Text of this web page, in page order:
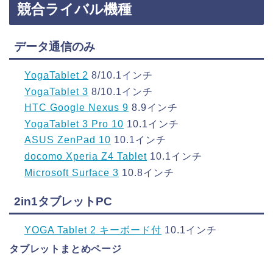
競合ライバル機種
データ通信のみ
YogaTablet 2 8/10.1インチ
YogaTablet 3 8/10.1インチ
HTC Google Nexus 9 8.9インチ
YogaTablet 3 Pro 10 10.1インチ
ASUS ZenPad 10 10.1インチ
docomo Xperia Z4 Tablet 10.1インチ
Microsoft Surface 3 10.8インチ
2in1タブレットPC
YOGA Tablet 2 キーボード付 10.1インチ
タブレットまとめページ